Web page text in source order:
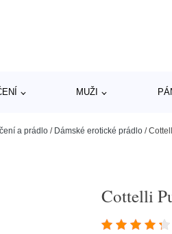
MUŽI
a prádlo / Dámské erotické prádlo /
Cottelli